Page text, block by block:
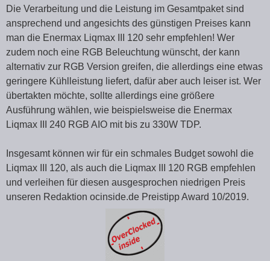
Die Verarbeitung und die Leistung im Gesamtpaket sind
ansprechend und angesichts des günstigen Preises kann
man die Enermax Liqmax III 120 sehr empfehlen! Wer
zudem noch eine RGB Beleuchtung wünscht, der kann
alternativ zur RGB Version greifen, die allerdings eine etwas
geringere Kühlleistung liefert, dafür aber auch leiser ist. Wer
übertakten möchte, sollte allerdings eine größere
Ausführung wählen, wie beispielsweise die Enermax
Liqmax III 240 RGB AIO mit bis zu 330W TDP.
Insgesamt können wir für ein schmales Budget sowohl die
Liqmax III 120, als auch die Liqmax III 120 RGB empfehlen
und verleihen für diesen ausgesprochen niedrigen Preis
unseren Redaktion ocinside.de Preistipp Award 10/2019.